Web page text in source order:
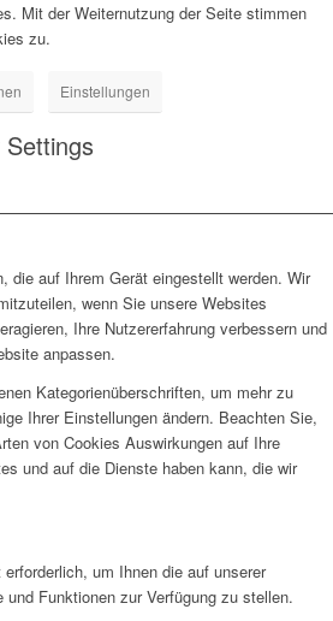
Mit der Weiternutzung der Seite stimmen
zu.
Einstellungen
die auf Ihrem Gerät eingestellt werden. Wir
wenn Sie unsere Websites
Ihre Nutzererfahrung verbessern und
anpassen.
Kategorienüberschriften, um mehr zu
Ihrer Einstellungen ändern. Beachten Sie,
von Cookies Auswirkungen auf Ihre
und auf die Dienste haben kann, die wir
um Ihnen die auf unserer
Funktionen zur Verfügung zu stellen.